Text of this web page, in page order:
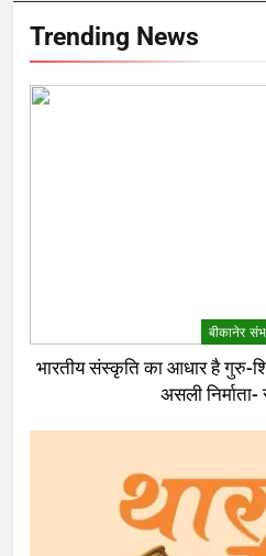
Trending News
बीकानेर
भारतीय संस्कृति का आधार है गुरु-
असली निर्माता-